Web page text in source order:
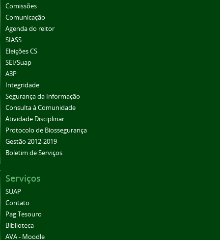
Comissões
Comunicação
Agenda do reitor
SIASS
Eleições CS
SEI/Suap
A3P
Integridade
Segurança da Informação
Consulta à Comunidade
Atividade Disciplinar
Protocolo de Biossegurança
Gestão 2012-2019
Boletim de Serviços
Serviços
SUAP
Contato
Pag Tesouro
Biblioteca
AVA - Moodle